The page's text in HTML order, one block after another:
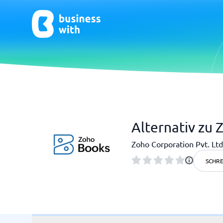
E-
LMS
Alternativ zu
Zoho Corporation Pvt.